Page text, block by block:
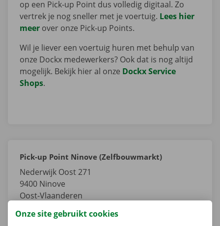
op een Pick-up Point dus volledig digitaal. Zo
vertrek je nog sneller met je voertuig. Lees hier
meer over onze Pick-up Points.
Wil je liever een voertuig huren met behulp van
onze Dockx medewerkers? Ook dat is nog altijd
mogelijk. Bekijk hier al onze Dockx Service
Shops.
Pick-up Point Ninove (Zelfbouwmarkt)
Nederwijk Oost 271
9400 Ninove
Oost-Vlaanderen
Onze site gebruikt cookies